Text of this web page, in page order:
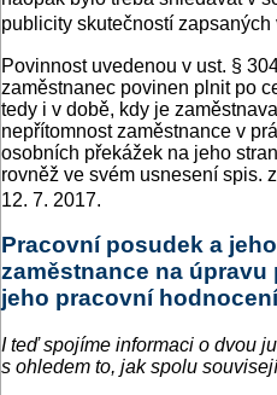
publicity skutečností
Povinnost uvedenou v ust. §
zaměstnanec povinen plnit po
tedy i v době, kdy je
nepřítomnost zaměstnance v
osobních překážek na jeho
rovněž ve svém usnesení spis.
12. 7. 2017.
Pracovní posudek a
zaměstnance na
jeho pracovní hodnocení
I teď spojíme informaci o dvou
s ohledem to, jak spolu